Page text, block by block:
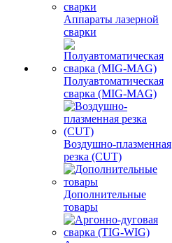
Аппараты лазерной
сварки
Полуавтоматическая
сварка (MIG-MAG)
Воздушно-плазменная
резка (CUT)
Дополнительные
товары